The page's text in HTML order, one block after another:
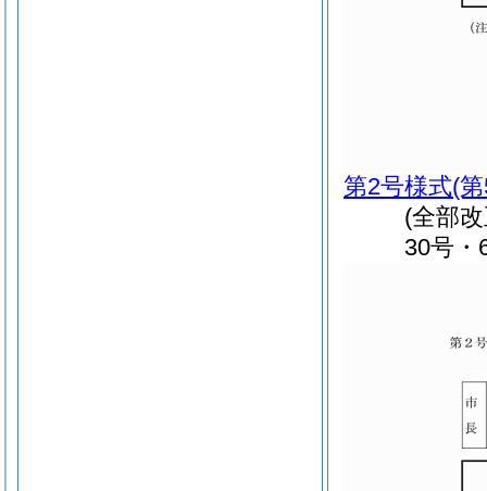
第2号様式(
(全部
30号・